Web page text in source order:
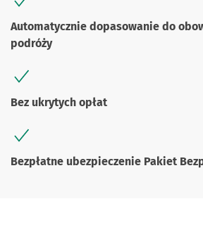
Automatycznie dopasowanie do
podróży
Bez ukrytych opłat
Bezpłatne ubezpieczenie Pakiet